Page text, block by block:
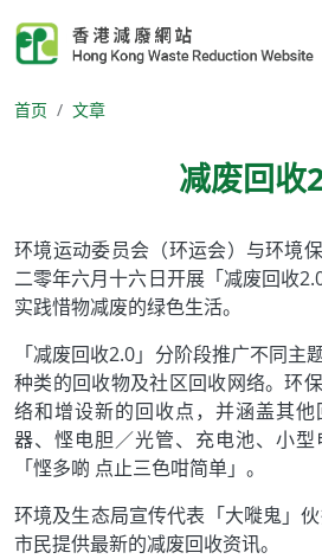
首页 文章
减废回收
Body
环境运动委员会（环运会）与环境
二零年六月十六日开展「减废回收
实践惜物减废的绿色生活。
「减废回收2.0」分阶段推广不同主
种类的回收物及社区回收网络。环
络和增设新的回收点，并涵盖其
器、悭电胆／光管、充电池、小
「悭多啲 点止三色咁简单」。
环境及生态局宣传代表「大嘥鬼」
市民提供最新的减废回收资讯。